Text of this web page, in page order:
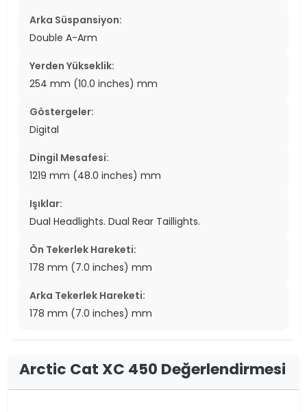
Arka Süspansiyon:
Double A-Arm
Yerden Yükseklik:
254 mm (10.0 inches) mm
Göstergeler:
Digital
Dingil Mesafesi:
1219 mm (48.0 inches) mm
Işıklar:
Dual Headlights. Dual Rear Taillights.
Ön Tekerlek Hareketi:
178 mm (7.0 inches) mm
Arka Tekerlek Hareketi:
178 mm (7.0 inches) mm
Arctic Cat XC 450 Değerlendirmesi